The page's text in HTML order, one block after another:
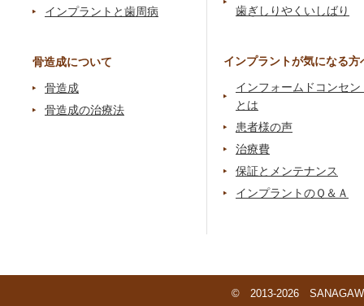
インプラントと歯周病
骨造成について
骨造成
骨造成の治療法
歯ぎしりやくいしばり
インプラントが気になる方
インフォームドコンセン
とは
患者様の声
治療費
保証とメンテナンス
インプラントのＱ＆Ａ
© 2013-2026